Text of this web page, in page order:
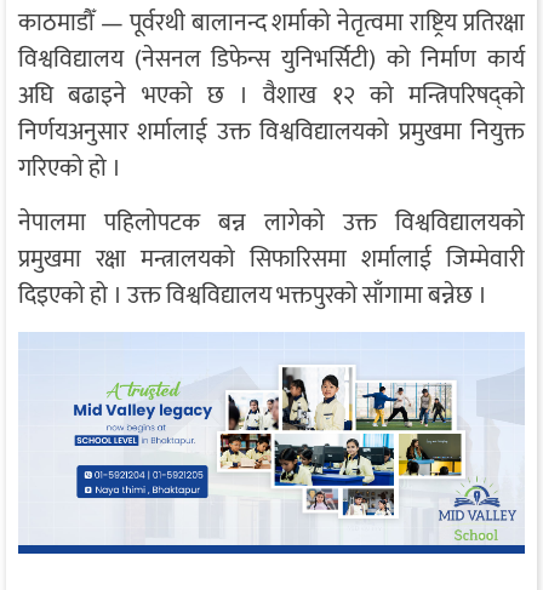
काठमाडौँ — पूर्वरथी बालानन्द शर्माको नेतृत्वमा राष्ट्रिय प्रतिरक्षा
विश्वविद्यालय (नेसनल डिफेन्स युनिभर्सिटी) को निर्माण कार्य
अघि बढाइने भएको छ । वैशाख १२ को मन्त्रिपरिषद्को
निर्णयअनुसार शर्मालाई उक्त विश्वविद्यालयको प्रमुखमा नियुक्त
गरिएको हो ।
नेपालमा पहिलोपटक बन्न लागेको उक्त विश्वविद्यालयको
प्रमुखमा रक्षा मन्त्रालयको सिफारिसमा शर्मालाई जिम्मेवारी
दिइएको हो । उक्त विश्वविद्यालय भक्तपुरको साँगामा बन्नेछ ।